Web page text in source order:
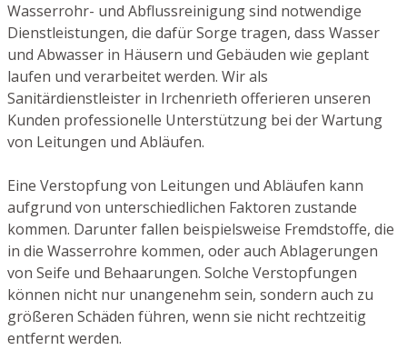
Wasserrohr- und Abflussreinigung sind notwendige
Dienstleistungen, die dafür Sorge tragen, dass Wasser
und Abwasser in Häusern und Gebäuden wie geplant
laufen und verarbeitet werden. Wir als
Sanitärdienstleister in Irchenrieth offerieren unseren
Kunden professionelle Unterstützung bei der Wartung
von Leitungen und Abläufen.
Eine Verstopfung von Leitungen und Abläufen kann
aufgrund von unterschiedlichen Faktoren zustande
kommen. Darunter fallen beispielsweise Fremdstoffe, die
in die Wasserrohre kommen, oder auch Ablagerungen
von Seife und Behaarungen. Solche Verstopfungen
können nicht nur unangenehm sein, sondern auch zu
größeren Schäden führen, wenn sie nicht rechtzeitig
entfernt werden.